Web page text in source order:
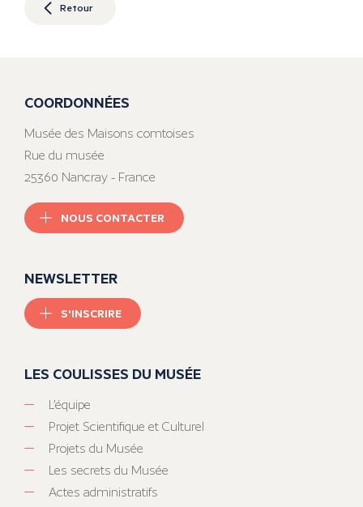
Retour
COORDONNÉES
Musée des Maisons comtoises
Rue du musée
25360 Nancray - France
NOUS CONTACTER
NEWSLETTER
S'INSCRIRE
LES COULISSES DU MUSÉE
L’équipe
Projet Scientifique et Culturel
Projets du Musée
Les secrets du Musée
Actes administratifs